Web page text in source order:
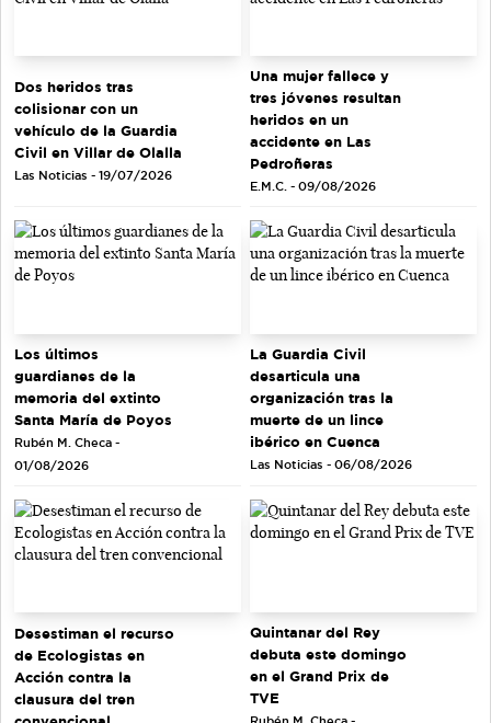
Dos heridos tras
colisionar con un
vehículo de la Guardia
Civil en Villar de Olalla
Las Noticias - 19/07/2026
Una mujer fallece y
tres jóvenes resultan
heridos en un
accidente en Las
Pedroñeras
E.M.C. - 09/08/2026
Los últimos
guardianes de la
memoria del extinto
Santa María de Poyos
Rubén M. Checa -
01/08/2026
La Guardia Civil
desarticula una
organización tras la
muerte de un lince
ibérico en Cuenca
Las Noticias - 06/08/2026
Desestiman el recurso
de Ecologistas en
Acción contra la
clausura del tren
Quintanar del Rey
debuta este domingo
en el Grand Prix de
TVE